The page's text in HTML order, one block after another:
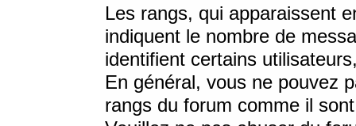
Les rangs, qui apparaissent
indiquent le nombre de
identifient certains
En général, vous ne pouvez
rangs du forum comme il